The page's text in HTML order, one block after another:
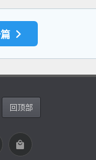
回顶部